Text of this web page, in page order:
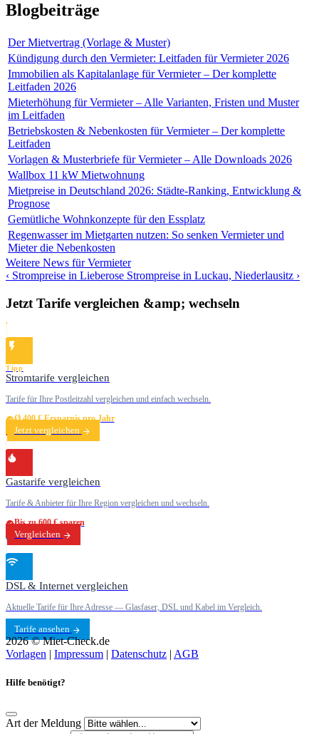
Blogbeiträge
Der Mietvertrag (Vorlage & Muster)
Kündigung durch den Vermieter: Leitfaden für Vermieter 2026
Immobilien als Kapitalanlage für Vermieter – Der komplette
Leitfaden 2026
Mieterhöhung für Vermieter – Alle Varianten, Fristen und Muster
im Leitfaden
Betriebskosten & Nebenkosten für Vermieter – Der komplette
Leitfaden
Vorlagen & Musterbriefe für Vermieter – Alle Downloads 2026
Wallbox 11 kW Mietwohnung
Mietpreise in Deutschland 2026: Städte-Ranking, Entwicklung &
Prognose
Gemütliche Wohnkonzepte für den Essplatz
Regenwasser im Mietgarten nutzen: So senken Vermieter und
Mieter die Nebenkosten
Weitere News für Vermieter
‹ Strompreise in Lieberose Strompreise in Luckau, Niederlausitz ›
Jetzt Tarife vergleichen &amp; wechseln
Tipp
Stromtarife vergleichen
Tarife für Ihre Postleitzahl vergleichen und einfach wechseln.
Ø 400 € Ersparnis pro Jahr
Jetzt vergleichen
Gastarife vergleichen
Tarife & Anbieter für Ihre Region vergleichen und wechseln.
Bis zu 600 € sparen
Vergleichen
DSL & Internet vergleichen
Aktuelle Tarife für Ihre Adresse — Glasfaser, DSL und Kabel im Vergleich.
Tarife ansehen
2026 © Miet-Check.de
Vorlagen | Impressum | Datenschutz | AGB
Hilfe benötigt?
Art der Meldung